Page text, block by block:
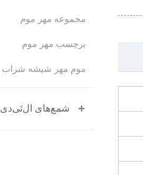
مجموعه مهر موم
برچسب مهر موم
موم مهر شیشه شراب
شمع‌های ال‌ئی‌دی